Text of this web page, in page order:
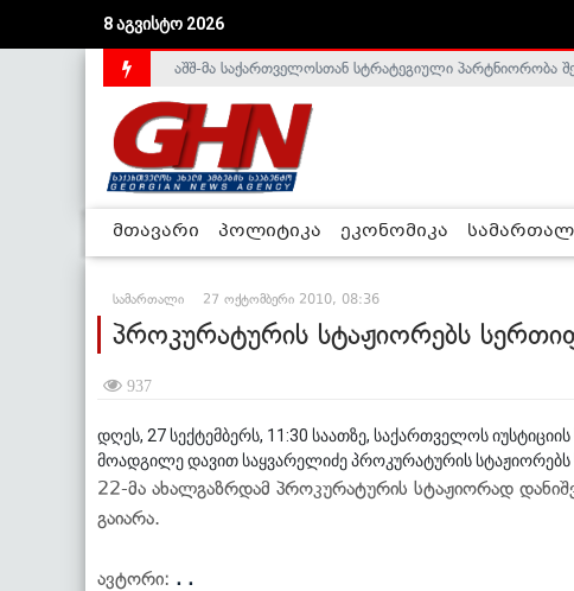
8 აგვისტო 2026
საქართველოს დე-ფაქტო მთავრობა არალეგიტიმურია -
აშშ-მა საქართველოსთან სტრატეგიული პარტნიორობა
მთავარი პოლიტიკა ეკონომიკა
სამართალი 27 ოქტომბერი 2010, 08:36
პროკურატურის სტაჟიორებს
937
დღეს, 27 სექტემბერს, 11:30 საათზე, საქართველოს
მოადგილე დავით საყვარელიძე პროკურატურის სტაჟიორებს
22-მა ახალგაზრდამ პროკურატურის სტაჟიორად
გაიარა.
ავტორი: . .